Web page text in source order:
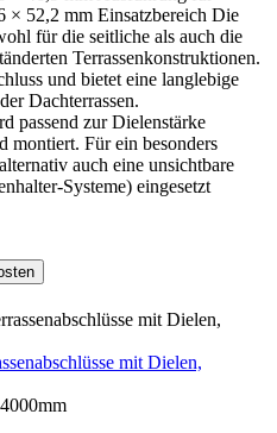
× 52,2 mm Einsatzbereich Die
für die seitliche als auch die
Terrassenkonstruktionen.
und bietet eine langlebige
Dachterrassen.
passend zur Dielenstärke
montiert. Für ein besonders
auch eine unsichtbare
Systeme) eingesetzt
mit Dielen,
4000mm